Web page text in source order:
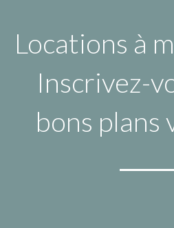
Locations à
Inscrivez-
bons plans